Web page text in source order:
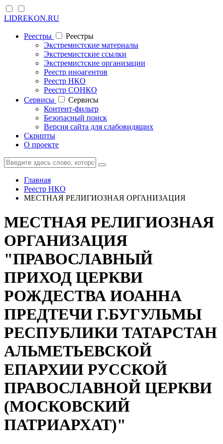
LIDREKON.RU
Реестры
Реестры
Экстремистские материалы
Экстремистские ссылки
Экстремистские организации
Реестр иноагентов
Реестр НКО
Реестр СОНКО
Cервисы
Cервисы
Контент-фильтр
Безопасный поиск
Версия сайта для слабовидящих
Скрипты
О проекте
Главная
Реестр НКО
МЕСТНАЯ РЕЛИГИОЗНАЯ ОРГАНИЗАЦИЯ
МЕСТНАЯ РЕЛИГИОЗНАЯ
ОРГАНИЗАЦИЯ
"ПРАВОСЛАВНЫЙ
ПРИХОД ЦЕРКВИ
РОЖДЕСТВА ИОАННА
ПРЕДТЕЧИ Г.БУГУЛЬМЫ
РЕСПУБЛИКИ ТАТАРСТАН
АЛЬМЕТЬЕВСКОЙ
ЕПАРХИИ РУССКОЙ
ПРАВОСЛАВНОЙ ЦЕРКВИ
(МОСКОВСКИЙ
ПАТРИАРХАТ)"